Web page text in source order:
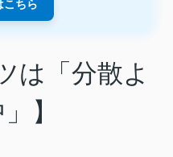
こちら
は「分散よ
】